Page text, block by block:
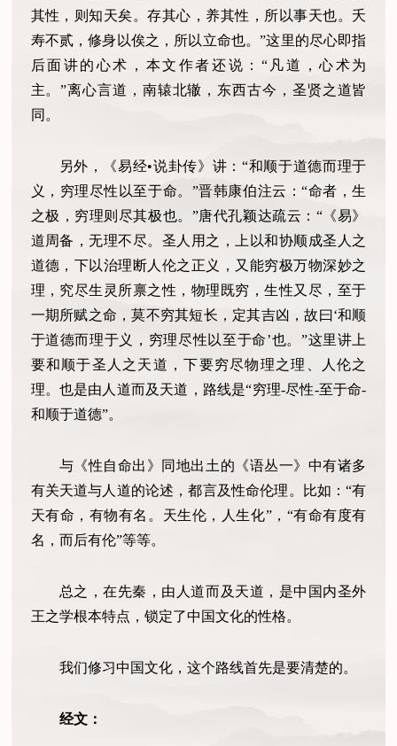
其性，则知天矣。存其心，养其性，所以事天也。夭
寿不贰，修身以俟之，所以立命也。”这里的尽心即指
后面讲的心术，本文作者还说：“凡道，心术为
主。”离心言道，南辕北辙，东西古今，圣贤之道皆
同。
另外，《易经•说卦传》讲：“和顺于道德而理于
义，穷理尽性以至于命。”晋韩康伯注云：“命者，生
之极，穷理则尽其极也。”唐代孔颖达疏云：“《易》
道周备，无理不尽。圣人用之，上以和协顺成圣人之
道德，下以治理断人伦之正义，又能穷极万物深妙之
理，究尽生灵所禀之性，物理既穷，生性又尽，至于
一期所赋之命，莫不穷其短长，定其吉凶，故曰‘和顺
于道德而理于义，穷理尽性以至于命’也。”这里讲上
要和顺于圣人之天道，下要穷尽物理之理、人伦之
理。也是由人道而及天道，路线是“穷理-尽性-至于命-
和顺于道德”。
与《性自命出》同地出土的《语丛一》中有诸多
有关天道与人道的论述，都言及性命伦理。比如：“有
天有命，有物有名。天生伦，人生化”，“有命有度有
名，而后有伦”等等。
总之，在先秦，由人道而及天道，是中国内圣外
王之学根本特点，锁定了中国文化的性格。
我们修习中国文化，这个路线首先是要清楚的。
经文：